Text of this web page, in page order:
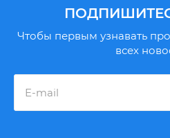
Чтобы первым узнавать
всех